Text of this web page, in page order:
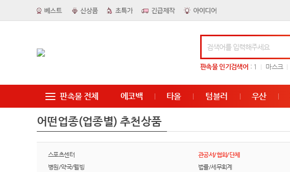
판촉물인기검색어 : 1 마스크
판촉물 전체 에코백 타올 텀블러 우산
어떤업종(업종별) 추천상품
스포츠센터 관공서/협회/단체
병원/약국/웰빙
법률/세무회계